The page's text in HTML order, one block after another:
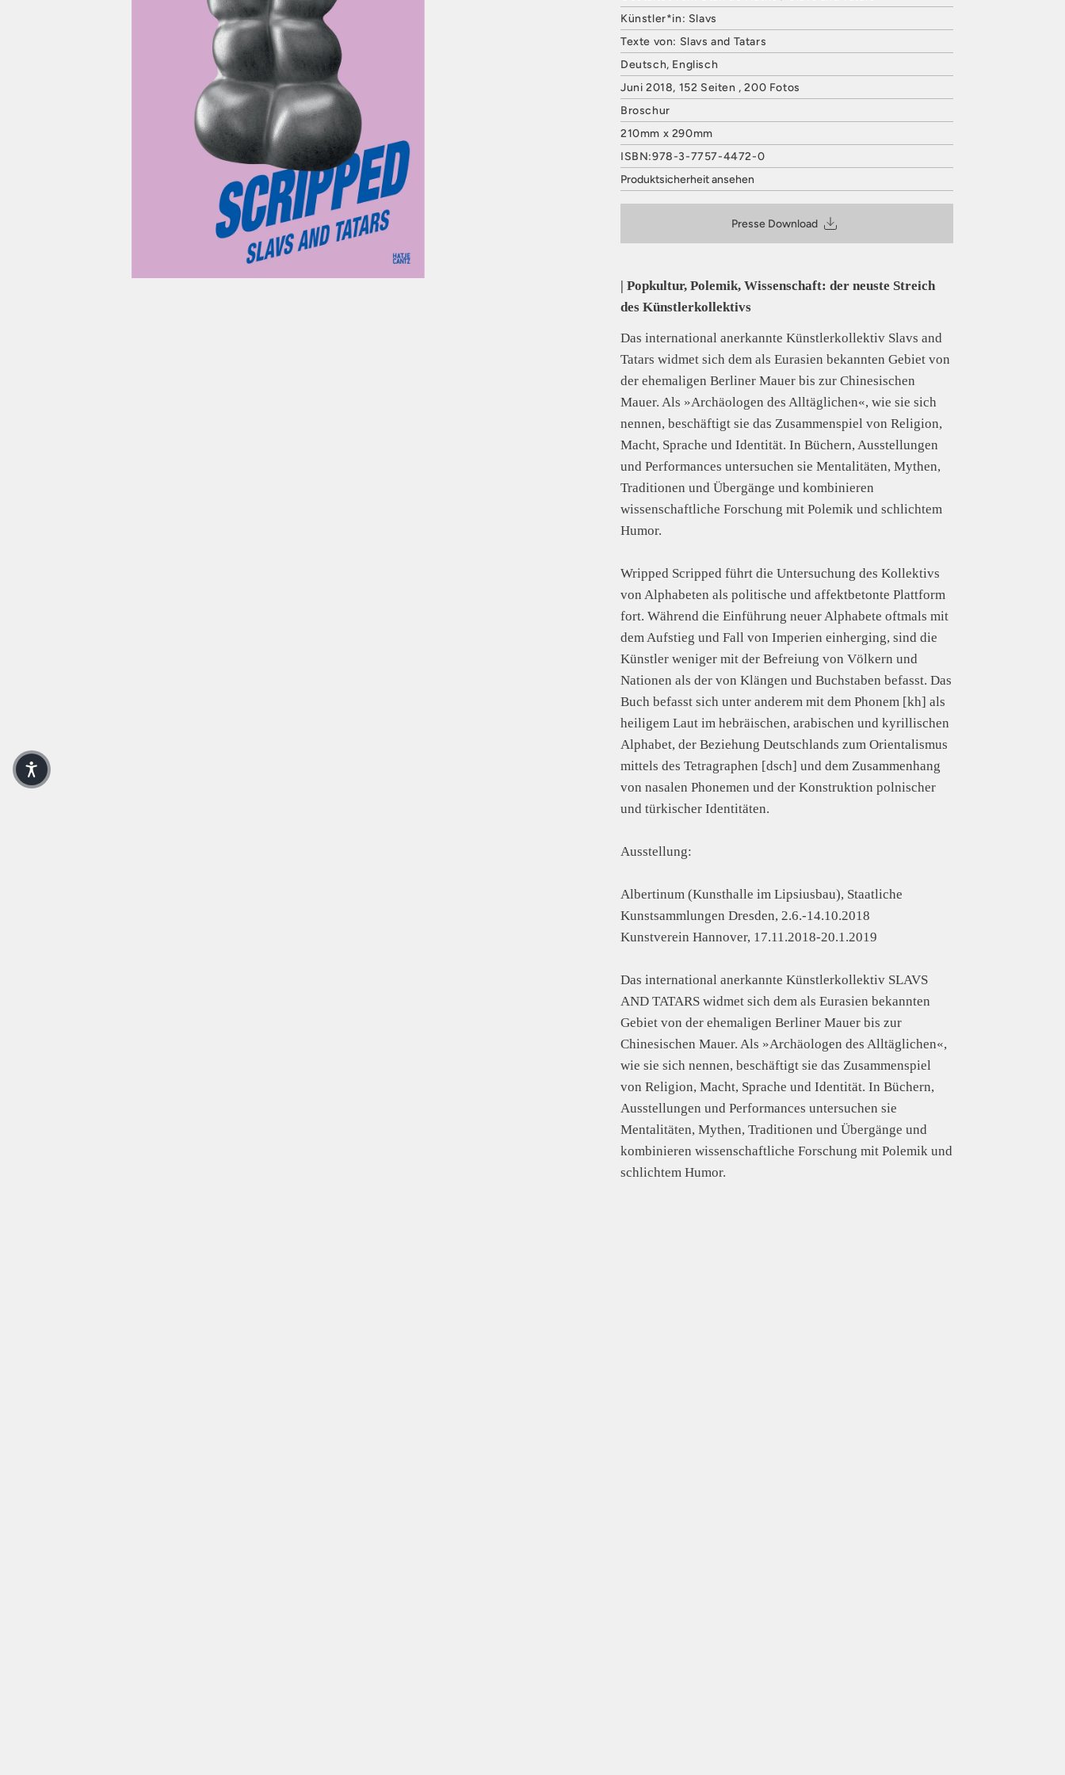
Künstler*in: Slavs
Texte von: Slavs and Tatars
Deutsch, Englisch
Juni 2018, 152 Seiten , 200 Fotos
Broschur
210mm x 290mm
ISBN:978-3-7757-4472-0
Produktsicherheit ansehen
HATJE CANTZ VERLAG
Deutschland
Sicherheitshinweis entsprechend Art. 9 Abs. 7 S. 2 derGPSR
entbehrlich
Presse Download
| Popkultur, Polemik, Wissenschaft: der neuste Streich
des Künstlerkollektivs
Das international anerkannte Künstlerkollektiv Slavs and
Tatars widmet sich dem als Eurasien bekannten Gebiet von
der ehemaligen Berliner Mauer bis zur Chinesischen
Mauer. Als »Archäologen des Alltäglichen«, wie sie sich
nennen, beschäftigt sie das Zusammenspiel von Religion,
Macht, Sprache und Identität. In Büchern, Ausstellungen
und Performances untersuchen sie Mentalitäten, Mythen,
Traditionen und Übergänge und kombinieren
wissenschaftliche Forschung mit Polemik und schlichtem
Humor.
Wripped Scripped führt die Untersuchung des Kollektivs
von Alphabeten als politische und affektbetonte Plattform
fort. Während die Einführung neuer Alphabete oftmals mit
dem Aufstieg und Fall von Imperien einherging, sind die
Künstler weniger mit der Befreiung von Völkern und
Nationen als der von Klängen und Buchstaben befasst. Das
Buch befasst sich unter anderem mit dem Phonem [kh] als
heiligem Laut im hebräischen, arabischen und kyrillischen
Alphabet, der Beziehung Deutschlands zum Orientalismus
mittels des Tetragraphen [dsch] und dem Zusammenhang
von nasalen Phonemen und der Konstruktion polnischer
und türkischer Identitäten.
Ausstellung:
Albertinum (Kunsthalle im Lipsiusbau), Staatliche
Kunstsammlungen Dresden, 2.6.-14.10.2018
Kunstverein Hannover, 17.11.2018-20.1.2019
Das international anerkannte Künstlerkollektiv SLAVS
AND TATARS widmet sich dem als Eurasien bekannten
Gebiet von der ehemaligen Berliner Mauer bis zur
Chinesischen Mauer. Als »Archäologen des Alltäglichen«,
wie sie sich nennen, beschäftigt sie das Zusammenspiel
von Religion, Macht, Sprache und Identität. In Büchern,
Ausstellungen und Performances untersuchen sie
Mentalitäten, Mythen, Traditionen und Übergänge und
kombinieren wissenschaftliche Forschung mit Polemik und
schlichtem Humor.